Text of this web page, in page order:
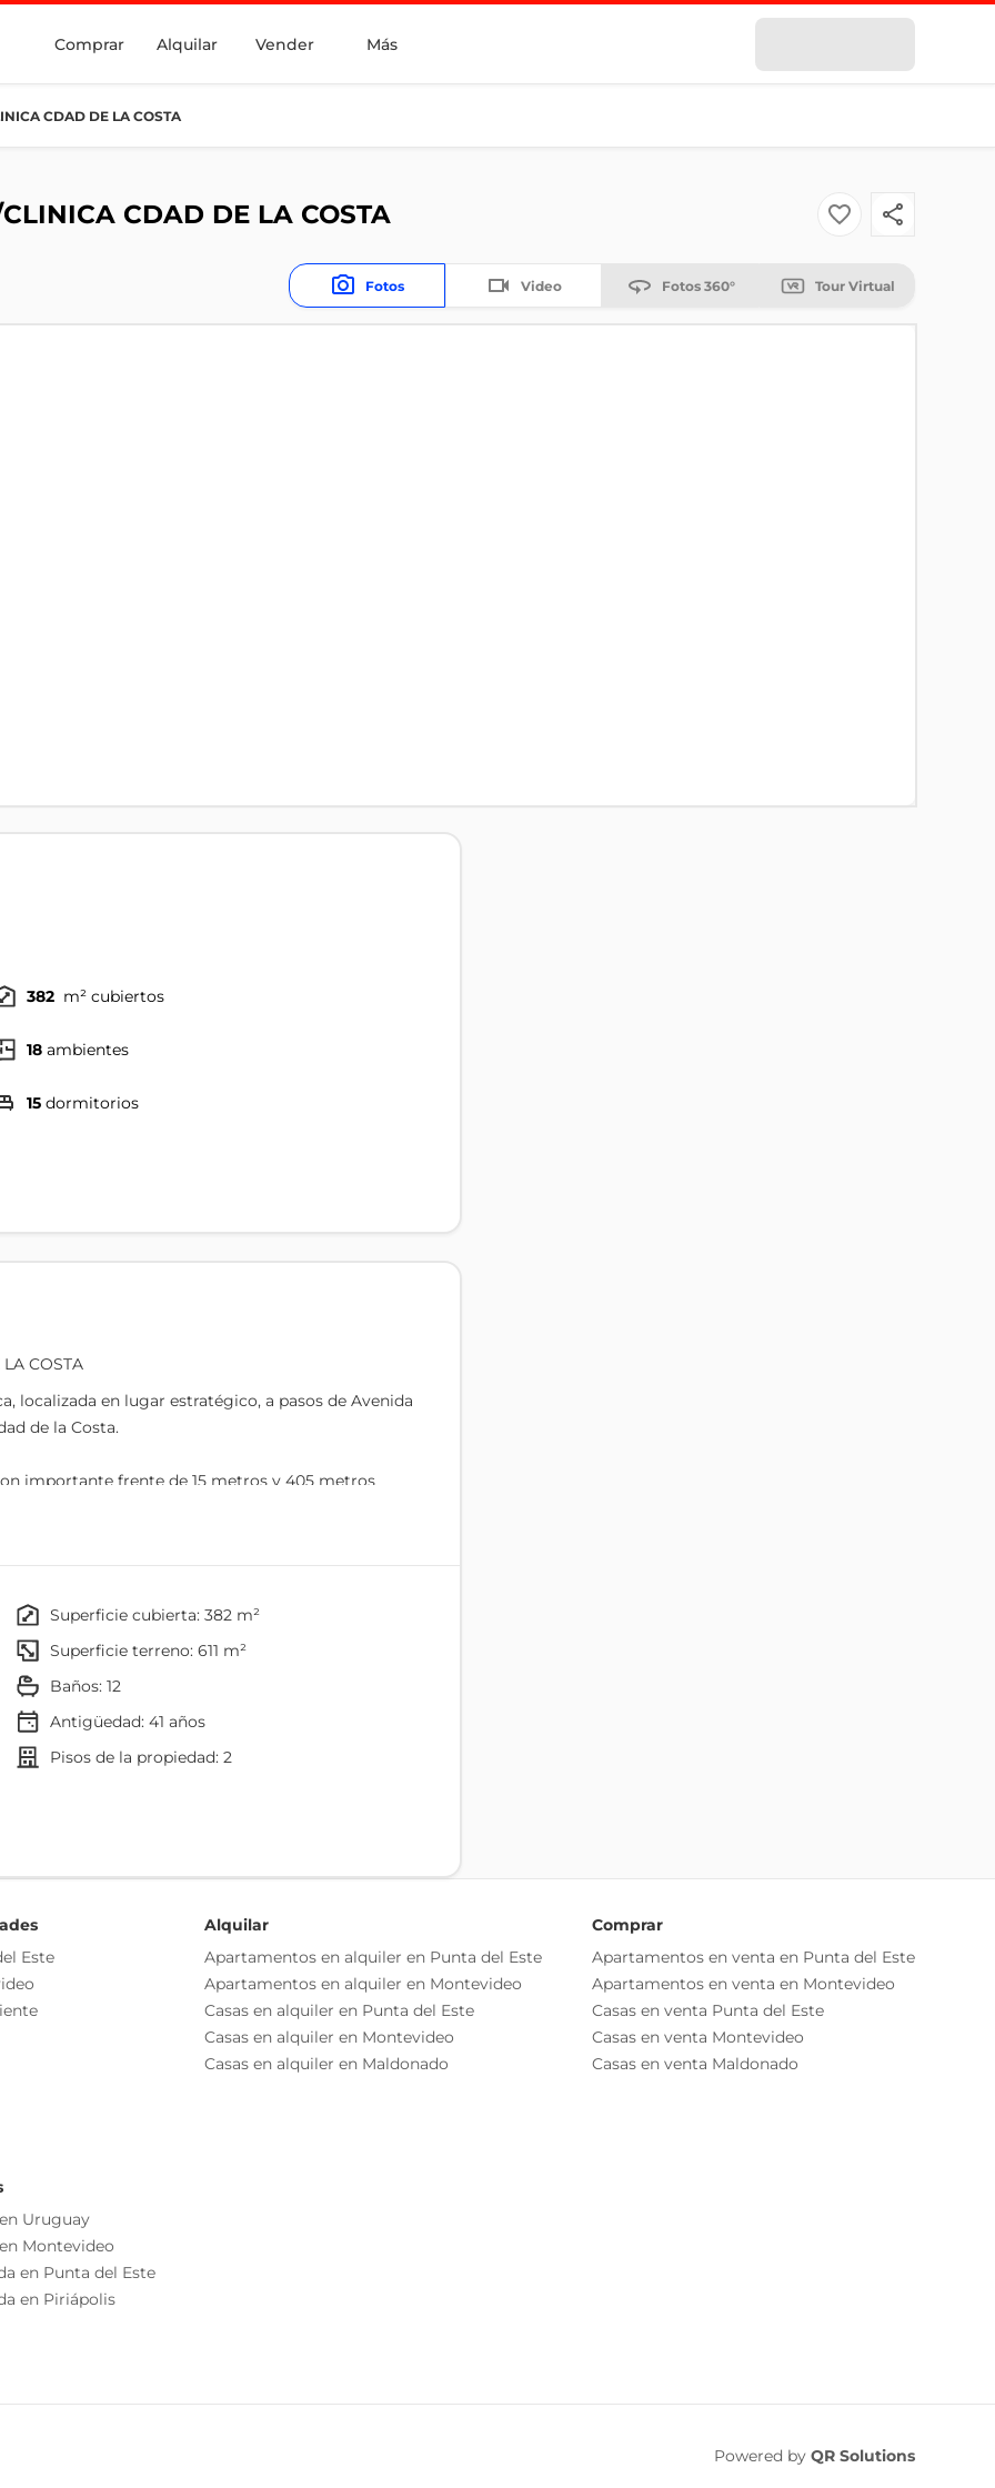
Comprar Alquilar Vender Más
CDAD DE LA COSTA
CDAD DE LA COSTA
Fotos Video Fotos 360° Tour Virtual
382 m² cubiertos
18 ambientes
15 dormitorios
COSTA
localizada en lugar estratégico, a pasos de Avenida
de la Costa.
importante frente de 15 metros y 405 metros
con 15 habitaciones.
a leña y ventanales (puerta ventana) que
comedor que tambien tiene puerta ventana hacia
cocina, con muebles aéreos y bajo mesada,
verde.
en suite y 4 con dos baños semi suite.
baño en semisuite con placar, y dos dormitorios
a balcón.
en suite. A este nivel se cuenta con una
Calor
superficie cubierta: 382 m²
superficie terreno: 611 m²
baños: 12
Antigüedad:41 años
pisos de la propiedad: 2
Este
Uruguay
Montevideo
en Punta del Este
en Piriápolis
Alquilar
Apartamentos en alquiler en Punta del Este
Apartamentos en alquiler en Montevideo
Casas en alquiler en Punta del Este
Casas en alquiler en Montevideo
Casas en alquiler en Maldonado
Comprar
Apartamentos en venta en Punta del Este
Apartamentos en venta en Montevideo
Casas en venta Punta del Este
Casas en venta Montevideo
Casas en venta Maldonado
Powered by QR Solutions